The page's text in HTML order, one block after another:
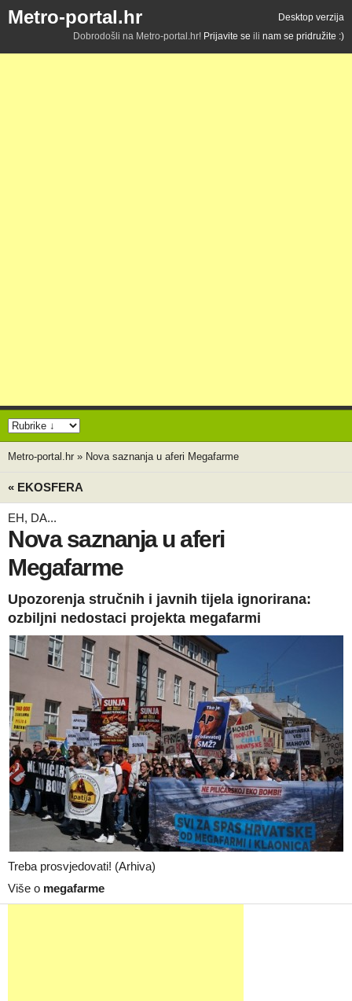
Metro-portal.hr
Desktop verzija
Dobrodošli na Metro-portal.hr! Prijavite se ili nam se pridružite :)
Metro-portal.hr » Nova saznanja u aferi Megafarme
« EKOSFERA
EH, DA...
Nova saznanja u aferi
Megafarme
Upozorenja stručnih i javnih tijela ignorirana:
ozbiljni nedostaci projekta megafarmi
Treba prosvjedovati! (Arhiva)
Više o megafarme